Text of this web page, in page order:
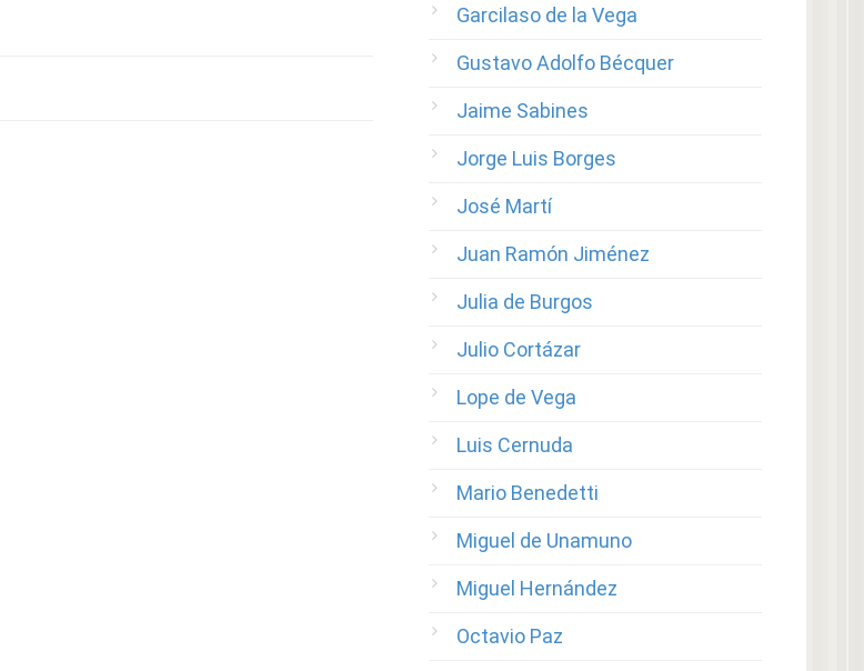
Garcilaso de la Vega
Gustavo Adolfo Bécquer
Jaime Sabines
Jorge Luis Borges
José Martí
Juan Ramón Jiménez
Julia de Burgos
Julio Cortázar
Lope de Vega
Luis Cernuda
Mario Benedetti
Miguel de Unamuno
Miguel Hernández
Octavio Paz